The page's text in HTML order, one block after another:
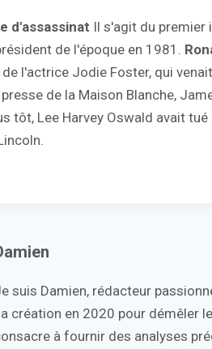
d'assassinat Il s'agit du premier
de l'époque en 1981.
l'actrice Jodie Foster, qui
de la Maison Blanche,
tôt, Lee Harvey Oswald avait tué
suis Damien, rédacteur
création en 2020 pour démêler
à fournir des analyses